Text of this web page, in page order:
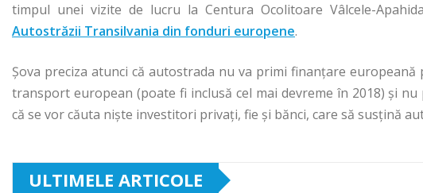
timpul unei vizite de lucru la Centura Ocolitoare Vâlcele-
Autostrăzii Transilvania din fonduri europene.
Şova preciza atunci că autostrada nu va primi finanţare
transport european (poate fi inclusă cel mai devreme în 2018) și
că se vor căuta niște investitori privaţi, fie și bănci, care să susţină
ULTIMELE ARTICOLE